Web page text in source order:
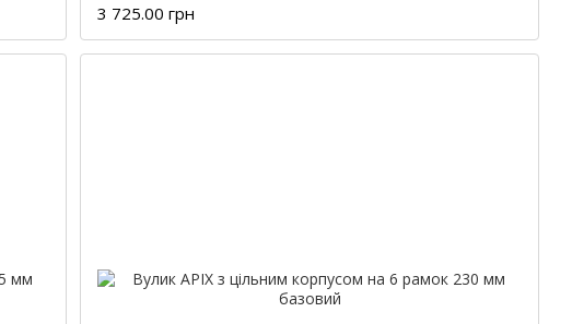
3 725.00 грн